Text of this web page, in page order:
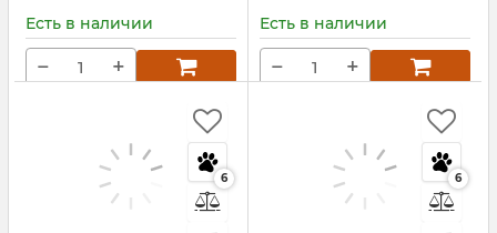
Есть в наличии
− +
Есть в наличии
− +
6 6